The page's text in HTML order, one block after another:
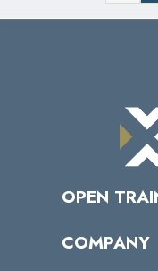
OPEN
受講者の声
COMPANY